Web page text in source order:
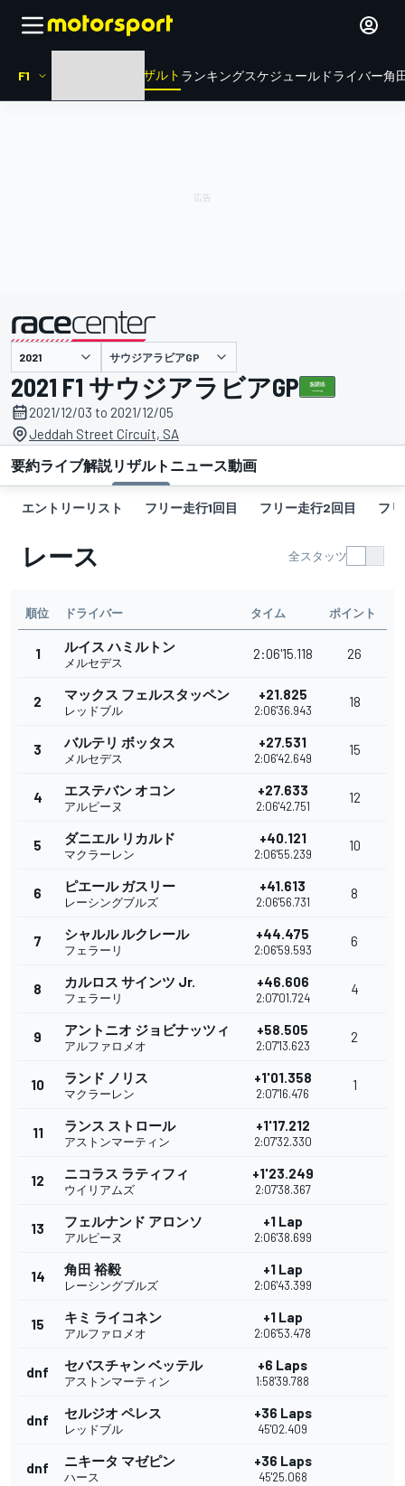
F1 リザルト ランキングスケジュール ドライバー角
主催 サウジアラビアGP
2021 F1 サウジアラビアGP
2021/12/03 to 2021/12/05
Jeddah Street Circuit, SA
要約ライブ解説リザルト ニュース動画
エントリーリスト フリー走行1回目 フリー走行2回目 フ
レース 全スタッツ
順位 ドライバー タイム ポイント
1 ルイス ハミルトン
メルセデス
2:06'15.118 26
2 マックス フェルスタッペン
レッドブル
+21.825
2:06'36.943
18
3 バルテリ ボッタス
メルセデス
+27.531
2:06'42.649
15
4 エステバン オコン
アルピーヌ
+27.633
2:06'42.751
12
5 ダニエル リカルド
マクラーレン
+40.121
2:06'55.239
10
6 ピエール ガスリー
レーシングブルズ
+41.613
2:06'56.731
8
7 シャルル ルクレール
フェラーリ
+44.475
2:06'59.593
6
8 カルロス サインツ Jr.
フェラーリ
+46.606
2:07'01.724
4
9 アントニオ ジョビナッツィ
アルファロメオ
+58.505
2:07'13.623
2
10 ランド ノリス
マクラーレン
+1'01.358
2:07'16.476
1
11 ランス ストロール
アストンマーティン
+1'17.212
2:07'32.330
12 ニコラス ラティフィ
ウイリアムズ
+1'23.249
2:07'38.367
13 フェルナンド アロンソ
アルピーヌ
+1 Lap
2:06'38.699
14 角田 裕毅
レーシングブルズ
+1 Lap
2:06'43.399
15 キミ ライコネン
アルファロメオ
+1 Lap
2:06'53.478
dnf セバスチャン ベッテル
アストンマーティン
+6 Laps
1:58'39.788
dnf セルジオ ペレス
レッドブル
+36 Laps
45'02.409
dnf ニキータ マゼピン
ハース
+36 Laps
45'25.068